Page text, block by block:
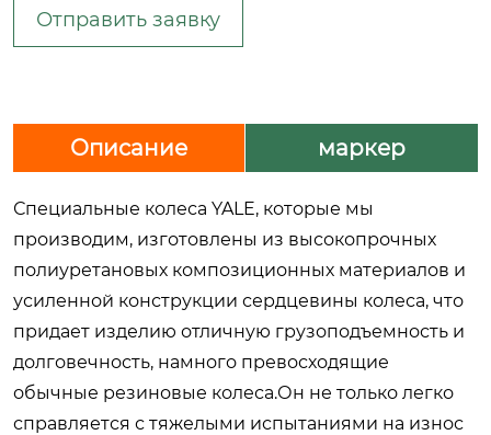
Отправить заявку
Описание маркер
Специальные колеса YALE, которые мы
производим, изготовлены из высокопрочных
полиуретановых композиционных материалов и
усиленной конструкции сердцевины колеса, что
придает изделию отличную грузоподъемность и
долговечность, намного превосходящие
обычные резиновые колеса.Он не только легко
справляется с тяжелыми испытаниями на износ